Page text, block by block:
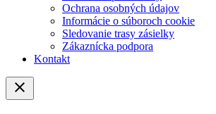
Ochrana osobných údajov
Informácie o súboroch cookie
Sledovanie trasy zásielky
Zákaznícka podpora
Kontakt
close